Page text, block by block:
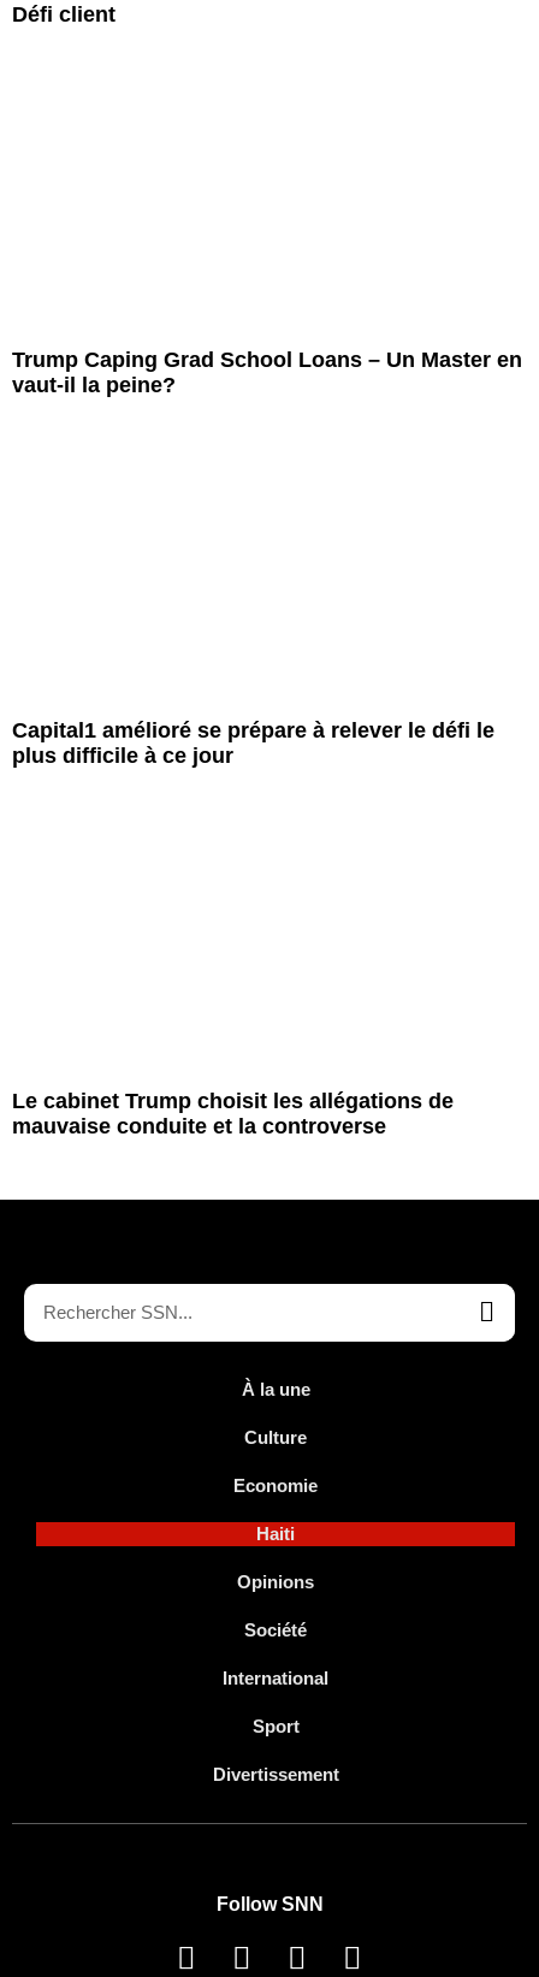
Défi client
Trump Caping Grad School Loans – Un Master en
vaut-il la peine?
Capital1 amélioré se prépare à relever le défi le
plus difficile à ce jour
Le cabinet Trump choisit les allégations de
mauvaise conduite et la controverse
À la une
Culture
Economie
Haiti
Opinions
Société
International
Sport
Divertissement
Follow SNN